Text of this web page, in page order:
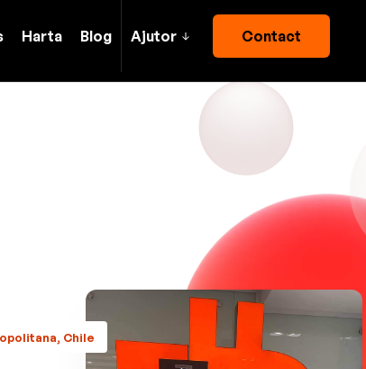
Harta Blog Ajutor Contact
Chile